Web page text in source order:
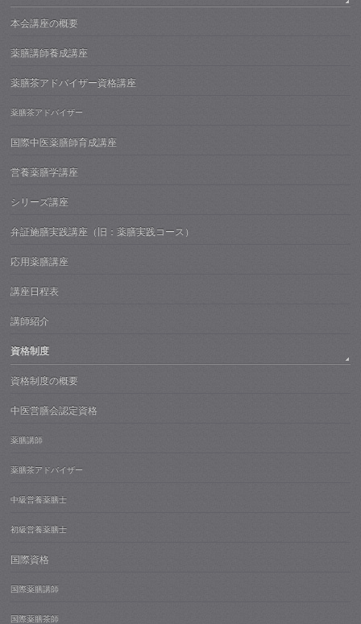
本会講座の概要
薬膳講師養成講座
薬膳茶アドバイザー資格講座
薬膳茶アドバイザー
国際中医薬膳師育成講座
営養薬膳学講座
シリーズ講座
弁証施膳実践講座（旧：薬膳実践コース）
応用薬膳講座
講座日程表
講師紹介
資格制度
資格制度の概要
中医営膳会認定資格
薬膳講師
薬膳茶アドバイザー
中級営養薬膳士
初級営養薬膳士
国際資格
国際薬膳講師
国際薬膳茶師